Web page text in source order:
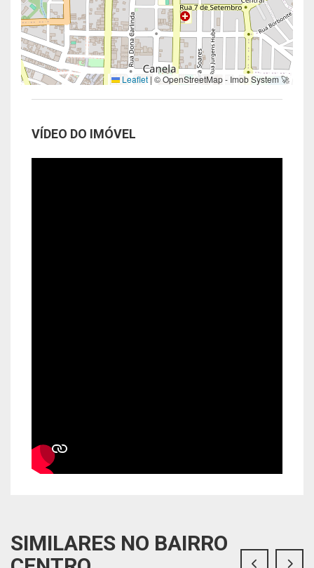
Leaflet | © OpenStreetMap - Imob System 🚀
VÍDEO DO IMÓVEL
SIMILARES NO BAIRRO